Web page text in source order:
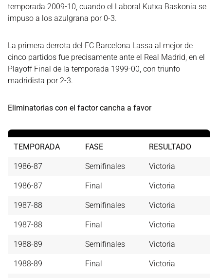
temporada 2009-10, cuando el Laboral Kutxa Baskonia se
impuso a los azulgrana por 0-3.
La primera derrota del FC Barcelona Lassa al mejor de
cinco partidos fue precisamente ante el Real Madrid, en el
Playoff Final de la temporada 1999-00, con triunfo
madridista por 2-3.
Eliminatorias con el factor cancha a favor
TEMPORADA FASE RESULTADO
1986-87 Semifinales Victoria
1986-87 Final Victoria
1987-88 Semifinales Victoria
1987-88 Final Victoria
1988-89 Semifinales Victoria
1988-89 Final Victoria